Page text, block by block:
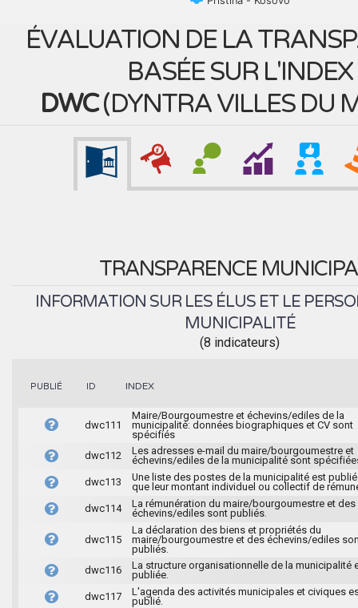
ÉVALUATION DE LA
BASÉE SUR L'INDEX
DWC(DYNTRA VILLES DU
TRANSPARENCE
INFORMATION SUR LES ÉLUS ET LE
MUNICIPALITÉ
(8 indicateurs)
PUBLIÉ ID INDEX
dwc111
Maire/Bourgoumestre et échevins/ediles de la
municipalité: données biographiques et CV sont
spécifiés
dwc112
Les adresses e-mail du maire/bourgoumestre et
échevins/ediles de la municipalité sont
dwc113
Une liste des postes de la municipalité est
que leur montant individuel ou collectif de
dwc114
La rémunération du maire/bourgoumestre et des
échevins/ediles sont publiés.
dwc115
La déclaration des biens et propriétés du
maire/bourgoumestre et des échevins/ediles
publiés.
dwc116
La structure organisationnelle de la municipalité
publiée.
dwc117
L'agenda des activités municipales et civiques
publié.